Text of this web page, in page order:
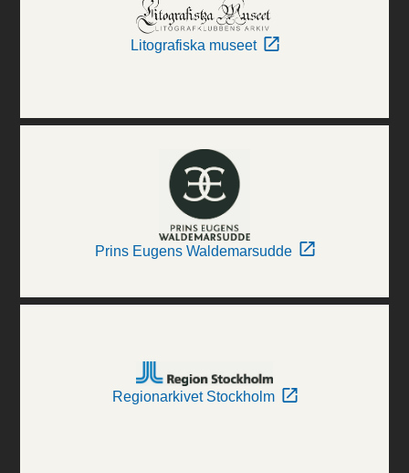
Litografiska museet
Prins Eugens Waldemarsudde
Regionarkivet Stockholm